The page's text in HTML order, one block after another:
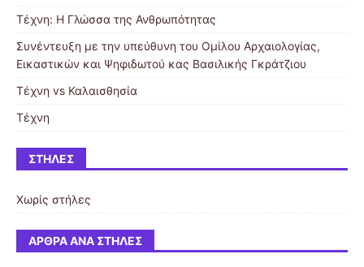
Τέχνη: Η Γλώσσα της Ανθρωπότητας
Συνέντευξη με την υπεύθυνη του Ομίλου Αρχαιολογίας,
Εικαστικών και Ψηφιδωτού κας Βασιλικής Γκράτζιου
Τέχνη vs Καλαισθησία
Τέχνη
ΣΤΉΛΕΣ
Χωρίς στήλες
ΆΡΘΡΑ ΑΝΆ ΣΤΉΛΕΣ